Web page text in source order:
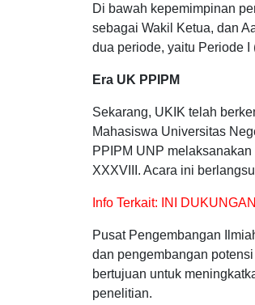
Di bawah kepemimpinan
sebagai Wakil Ketua, dan
dua periode, yaitu Periode
Era UK PPIPM
Sekarang, UKIK telah
Mahasiswa Universitas
PPIPM UNP
XXXVIII. Acara ini
Info Terkait: INI
Pusat Pengembangan
dan pengembangan
bertujuan untuk
penelitian.